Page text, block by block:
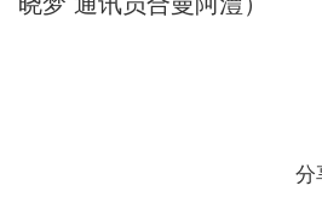
分